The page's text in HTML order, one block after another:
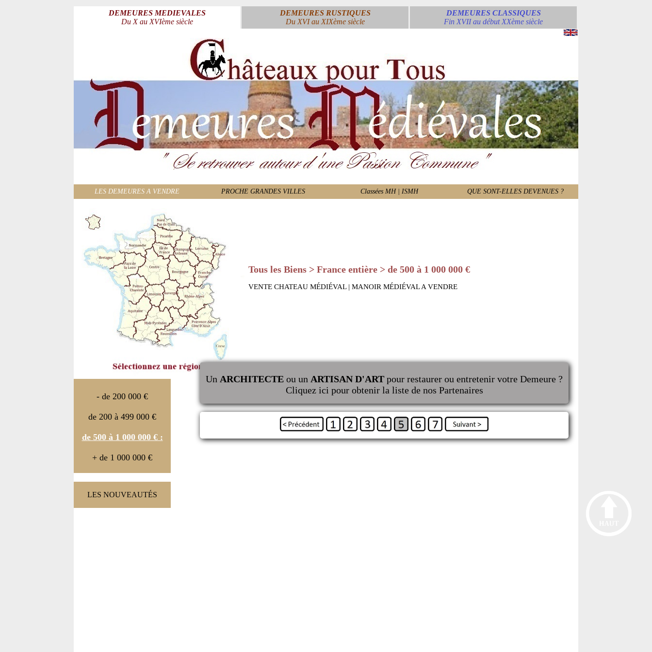
DEMEURES MEDIEVALES
Du X au XVIème siècle
DEMEURES RUSTIQUES
Du XVI au XIXème siècle
DEMEURES CLASSIQUES
Fin XVII au début XXème siècle
LES DEMEURES A VENDRE PROCHE GRANDES VILLES Classées MH | ISMH QUE SONT-ELLES DEVENUES ?
- de 200 000 €
de 200 à 499 000 €
de 500 à 1 000 000 € :
+ de 1 000 000 €
LES NOUVEAUTÉS
Tous les Biens > France entière > de 500 à 1 000 000 €
VENTE CHATEAU MÉDIÉVAL | MANOIR MÉDIÉVAL A VENDRE
Un ARCHITECTE ou un ARTISAN D'ART pour restaurer ou entretenir votre Demeure ?
Cliquez ici pour obtenir la liste de nos Partenaires